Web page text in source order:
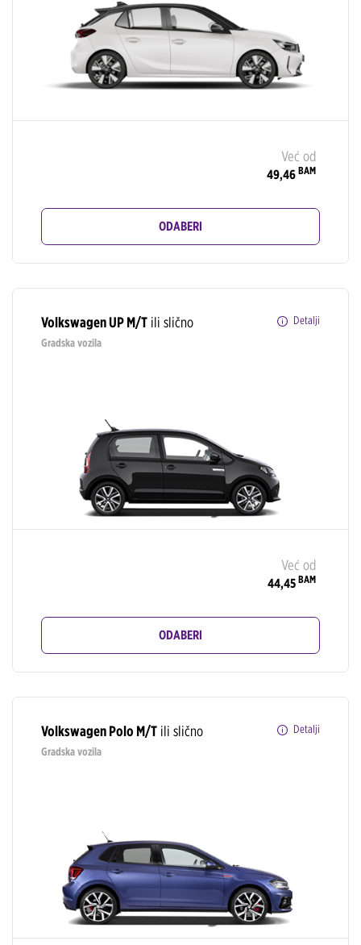
Već od
49,46 BAM
ODABERI
Volkswagen UP M/T ili slično
Detalji
Gradska vozila
Već od
44,45 BAM
ODABERI
Volkswagen Polo M/T ili slično
Detalji
Gradska vozila